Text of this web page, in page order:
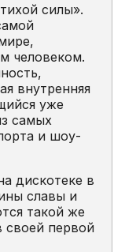
силы».
человеком.
внутренняя
уже
самых
и шоу-
дискотеке в
славы и
такой же
своей первой